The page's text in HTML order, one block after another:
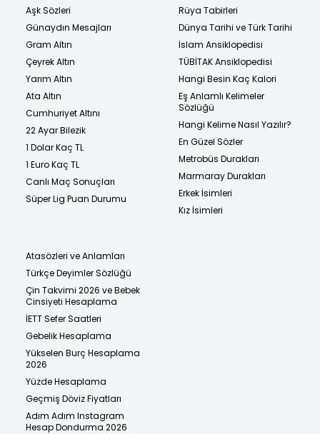
Aşk Sözleri
Günaydın Mesajları
Gram Altın
Çeyrek Altın
Yarım Altın
Ata Altın
Cumhuriyet Altını
22 Ayar Bilezik
1 Dolar Kaç TL
1 Euro Kaç TL
Canlı Maç Sonuçları
Süper Lig Puan Durumu
Rüya Tabirleri
Dünya Tarihi ve Türk Tarihi
İslam Ansiklopedisi
TÜBİTAK Ansiklopedisi
Hangi Besin Kaç Kalori
Eş Anlamlı Kelimeler
Sözlüğü
Hangi Kelime Nasıl Yazılır?
En Güzel Sözler
Metrobüs Durakları
Marmaray Durakları
Erkek İsimleri
Kız İsimleri
Atasözleri ve Anlamları
Türkçe Deyimler Sözlüğü
Çin Takvimi 2026 ve Bebek
Cinsiyeti Hesaplama
İETT Sefer Saatleri
Gebelik Hesaplama
Yükselen Burç Hesaplama
2026
Yüzde Hesaplama
Geçmiş Döviz Fiyatları
Adım Adım Instagram
Hesap Dondurma 2026